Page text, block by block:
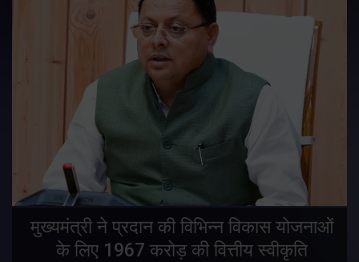
मुख्यमंत्री ने प्रदान की विभिन्न विकास योजनाओं
के लिए 1967 करोड़ की वित्तीय स्वीकृति